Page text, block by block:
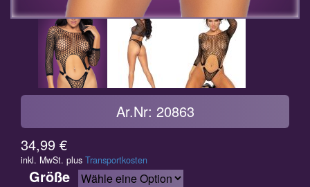
Ar.Nr: 20863
34,99 €
inkl. MwSt. plus Transportkosten
Größe